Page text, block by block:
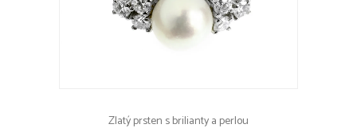
Zlatý prsten s brilianty a perlou